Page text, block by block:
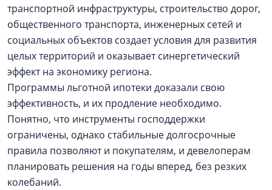
транспортной инфраструктуры, строительство дорог,
общественного транспорта, инженерных сетей и
социальных объектов создает условия для развития
целых территорий и оказывает синергетический
эффект на экономику региона.
Программы льготной ипотеки доказали свою
эффективность, и их продление необходимо.
Понятно, что инструменты господдержки
ограничены, однако стабильные долгосрочные
правила позволяют и покупателям, и девелоперам
планировать решения на годы вперед, без резких
колебаний.